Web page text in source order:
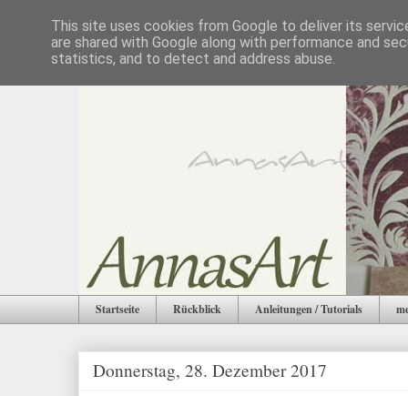
Startseite Rückblick Anleitungen / Tutorials
Donnerstag, 28. Dezember 2017
This site uses cookies from Google to deliver its
are shared with Google along with performance and
statistics, and to detect and address abuse.